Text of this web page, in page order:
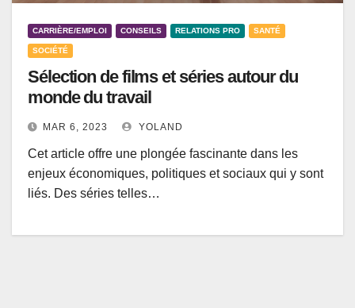
CARRIÈRE/EMPLOI CONSEILS RELATIONS PRO SANTÉ
SOCIÉTÉ
Sélection de films et séries autour du
monde du travail
MAR 6, 2023 YOLAND
Cet article offre une plongée fascinante dans les
enjeux économiques, politiques et sociaux qui y sont
liés. Des séries telles…